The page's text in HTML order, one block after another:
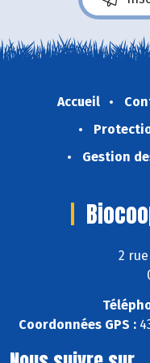
Accueil
Gestion
2
Coordonnées GPS :